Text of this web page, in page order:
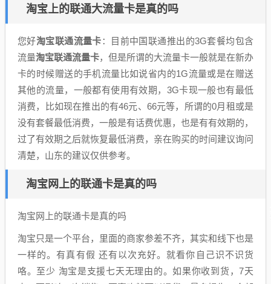
淘宝上的联通大流量卡是真的吗
您好淘宝联通流量卡：目前中国联通推出的3G套餐均包含
流量淘宝联通流量卡，但是所谓的大流量卡一般就是在新办
卡的时候赠送的手机流量比如说省内的1G流量或是在赠送
其他的流量，一般都有使用有效期，3G卡现一般也有最低
消费，比如现在推出的有46元、66元等，所谓的0月租或是
没有套餐最低消费，一般是有话费优惠，也是有有效期的，
过了有效期之后就恢复最低消费，亲在购买的时间建议询问
清楚，山东的建议仅供参考。
淘宝网上的联通卡是真的吗
淘宝网上的联通卡是真的吗
淘宝只是一个平台，里面的商家参差不齐，其实和线下也是
一样的。有真有假 还有以次充好。就看你自己识不识货
咯。至少 淘宝是支援七天无理由的。如果你收到货，7天